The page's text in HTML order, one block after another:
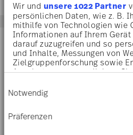
Wir und unsere 1022 Partner
persönlichen Daten, wie z. B.
mithilfe von Technologien wie
Informationen auf Ihrem Gerät
darauf zuzugreifen und so
und Inhalte, Messungen von
Zielgruppenforschung sowie
Angeboten zu ermöglichen.
Sie können Ihre Einwilligung
Cookie-Erklärung oder durch
Privacy Trigger Symbol
Notwendig
Präferenzen
-19% NEW